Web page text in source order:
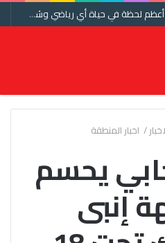
محمد حشيش : مقابلة الرئيس أعظم لحظة في حياة أي رياضي وشكرا اتحاد الكرة ومنتخب مصر
/ اخبار المنطقة
يحسم
إنبى